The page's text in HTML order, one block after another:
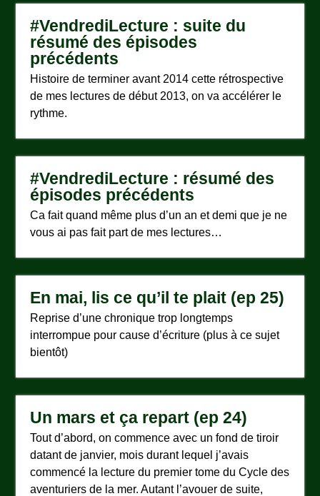
#VendrediLecture : suite du
résumé des épisodes
précédents
Histoire de terminer avant 2014 cette rétrospective
de mes lectures de début 2013, on va accélérer le
rythme.
#VendrediLecture : résumé des
épisodes précédents
Ca fait quand même plus d’un an et demi que je ne
vous ai pas fait part de mes lectures…
En mai, lis ce qu’il te plait (ep 25)
Reprise d’une chronique trop longtemps
interrompue pour cause d’écriture (plus à ce sujet
bientôt)
Un mars et ça repart (ep 24)
Tout d’abord, on commence avec un fond de tiroir
datant de janvier, mois durant lequel j’avais
commencé la lecture du premier tome du Cycle des
aventuriers de la mer. Autant l’avouer de suite,